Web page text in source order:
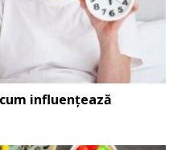
influențează